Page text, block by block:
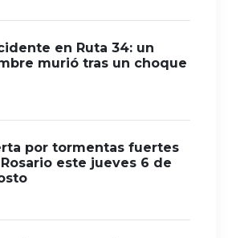
en Ruta 34: un
murió tras un choque
por tormentas fuertes
este jueves 6 de